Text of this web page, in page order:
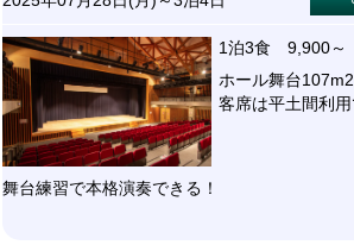
1泊3食 9,900～
ホール舞台107m2
客席は平土間利
舞台練習で本格演奏できる！